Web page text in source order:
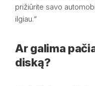
prižiūrite savo
ilgiau.“
Ar galima
diską?